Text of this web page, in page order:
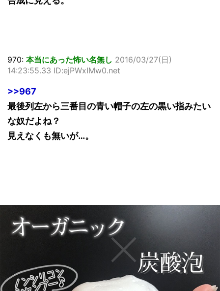
970: 本当にあった怖い名無し 2016/03/27(日)
14:23:55.33 ID:ejPWxIMw0.net
>>967
最後列左から三番目の青い帽子の左の黒い指みたい
な奴だよね？
見えなくも無いが…。